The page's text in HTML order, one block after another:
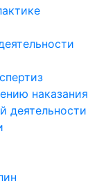
наказания
деятельности